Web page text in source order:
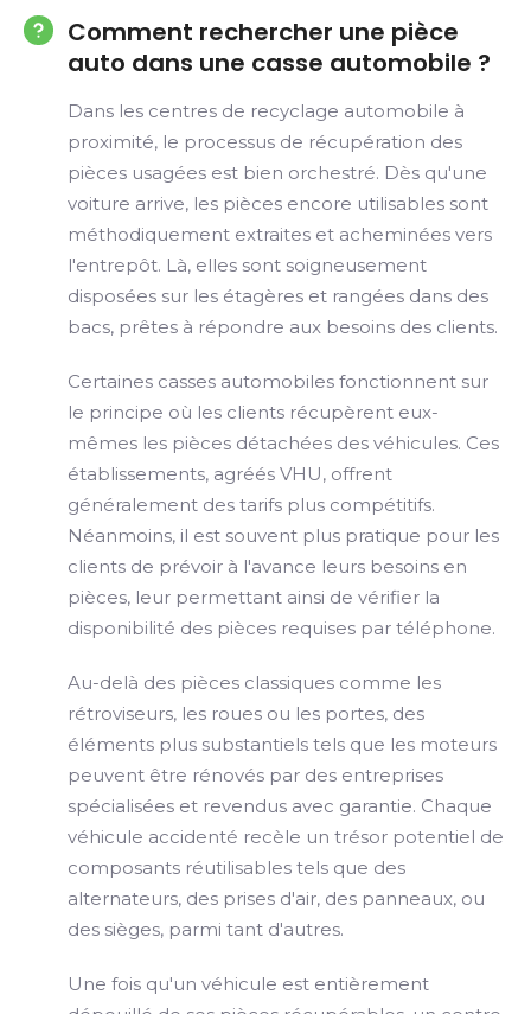
Comment rechercher une pièce
auto dans une casse automobile ?
Dans les centres de recyclage automobile à
proximité, le processus de récupération des
pièces usagées est bien orchestré. Dès qu'une
voiture arrive, les pièces encore utilisables sont
méthodiquement extraites et acheminées vers
l'entrepôt. Là, elles sont soigneusement
disposées sur les étagères et rangées dans des
bacs, prêtes à répondre aux besoins des clients.
Certaines casses automobiles fonctionnent sur
le principe où les clients récupèrent eux-
mêmes les pièces détachées des véhicules. Ces
établissements, agréés VHU, offrent
généralement des tarifs plus compétitifs.
Néanmoins, il est souvent plus pratique pour les
clients de prévoir à l'avance leurs besoins en
pièces, leur permettant ainsi de vérifier la
disponibilité des pièces requises par téléphone.
Au-delà des pièces classiques comme les
rétroviseurs, les roues ou les portes, des
éléments plus substantiels tels que les moteurs
peuvent être rénovés par des entreprises
spécialisées et revendus avec garantie. Chaque
véhicule accidenté recèle un trésor potentiel de
composants réutilisables tels que des
alternateurs, des prises d'air, des panneaux, ou
des sièges, parmi tant d'autres.
Une fois qu'un véhicule est entièrement